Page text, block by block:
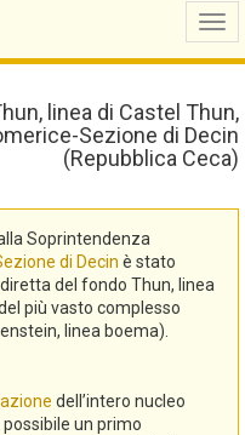
linea di Castel Thun,
Sezione di Decin
(Repubblica Ceca)
Soprintendenza
di Decin è stato
del fondo Thun, linea
più vasto complesso
linea boema).
dell’intero nucleo
un primo